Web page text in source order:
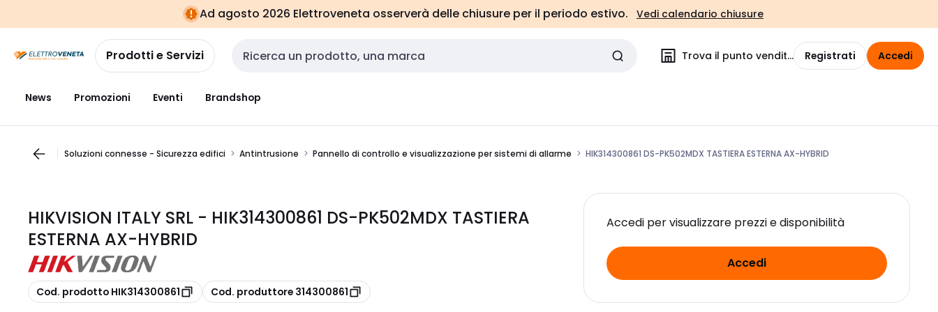
navigazionealla
pagina
Ad agosto 2026 Elettroveneta osserverà delle chiusure per il periodo estivo. Vedi calendario chiusure
Prodotti e Servizi Cerca input Trova il punto vendita Registrati Accedi
News Promozioni Eventi Brandshop
Soluzioni connesse - Sicurezza edifici Antintrusione Pannello di controllo e visualizzazione per sistemi di allarme HIK314300861 DS-PK502MDX TASTIERA ESTERNA AX-HYBRID
HIKVISION ITALY SRL - HIK314300861 DS-PK502MDX TASTIERA
ESTERNA AX-HYBRID
copia
Cod. prodotto HIK314300861 copia
Cod. produttore 314300861
Accedi per visualizzare prezzi e disponibilità
Accedi